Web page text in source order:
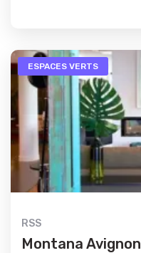
ESPACES VERTS
RSS
Montana Avignon